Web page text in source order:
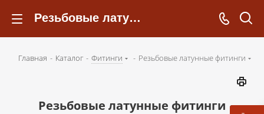
Резьбовые латунные фитинги - kotelsochi.ru
Главная - Каталог - Фитинги - Резьбовые латунные фитинги
Резьбовые латунные фитинги